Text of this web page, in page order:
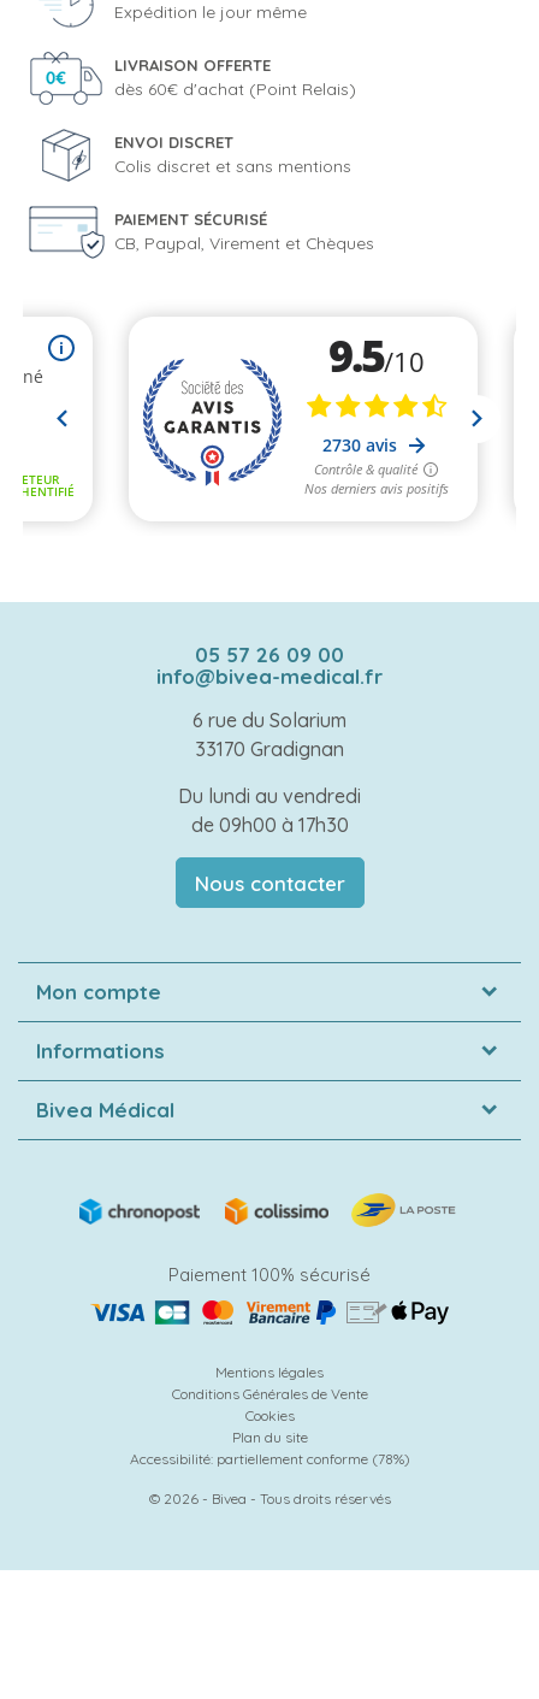
Expédition le jour même
LIVRAISON OFFERTE
dès 60€ d'achat (Point Relais)
ENVOI DISCRET
Colis discret et sans mentions
PAIEMENT SÉCURISÉ
CB, Paypal, Virement et Chèques
05 57 26 09 00
info@bivea-medical.fr
6 rue du Solarium
33170 Gradignan
Du lundi au vendredi
de 09h00 à 17h30
Nous contacter
Mon compte
Informations
Bivea Médical
Paiement 100% sécurisé
Mentions légales
Conditions Générales de Vente
Cookies
Plan du site
Accessibilité: partiellement conforme (78%)
© 2026 - Bivea - Tous droits réservés